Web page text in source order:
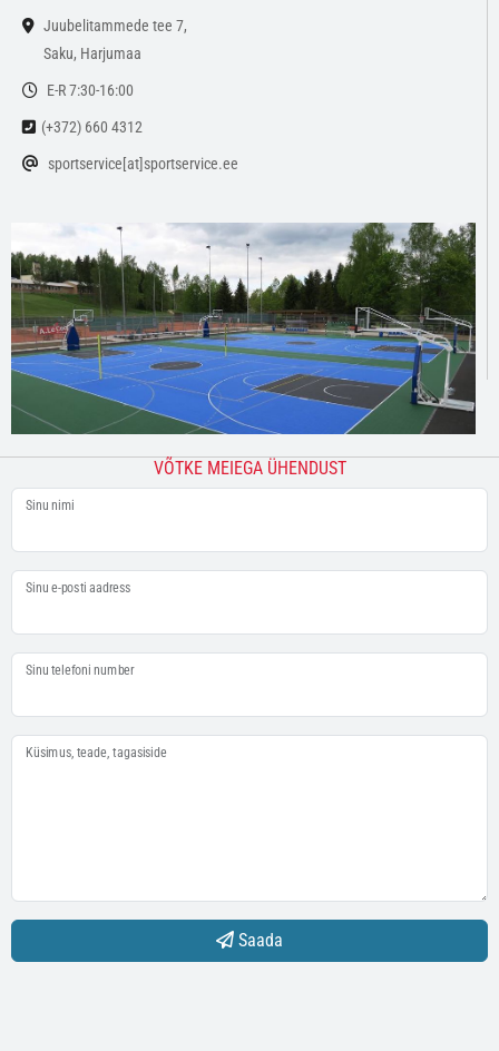
Juubelitammede tee 7,
Saku, Harjumaa
E-R 7:30-16:00
(+372) 660 4312
sportservice[at]sportservice.ee
VÕTKE MEIEGA ÜHENDUST
Sinu nimi
Sinu e-posti aadress
Sinu telefoni number
Küsimus, teade, tagasiside
Saada